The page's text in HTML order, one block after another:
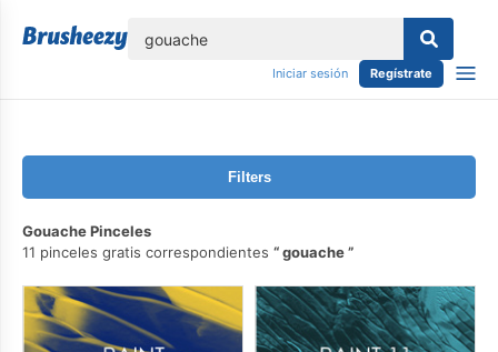
Iniciar sesión Regístrate
Filters
Gouache Pinceles
11 pinceles gratis correspondientes
gouache